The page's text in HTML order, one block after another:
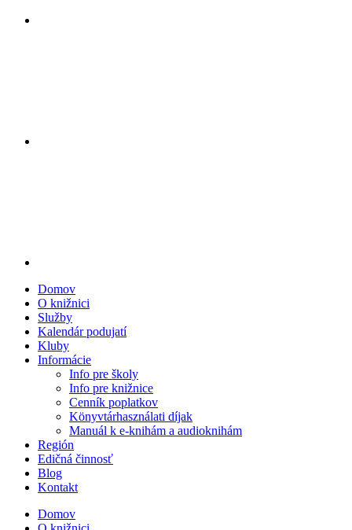
Domov
O knižnici
Služby
Kalendár podujatí
Kluby
Informácie
Info pre školy
Info pre knižnice
Cenník poplatkov
Könyvtárhasználati díjak
Manuál k e-knihám a audioknihám
Región
Edičná činnosť
Blog
Kontakt
Domov